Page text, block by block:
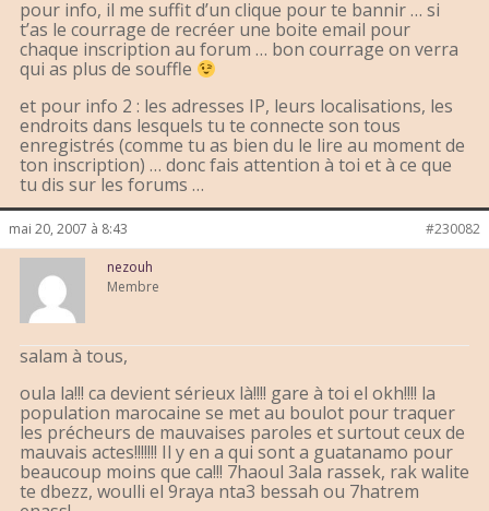
pour info, il me suffit d’un clique pour te bannir … si
t’as le courrage de recréer une boite email pour
chaque inscription au forum … bon courrage on verra
qui as plus de souffle
et pour info 2 : les adresses IP, leurs localisations, les
endroits dans lesquels tu te connecte son tous
enregistrés (comme tu as bien du le lire au moment de
ton inscription) … donc fais attention à toi et à ce que
tu dis sur les forums …
mai 20, 2007 à 8:43 #230082
nezouh
Membre
salam à tous,
oula la!!! ca devient sérieux là!!!! gare à toi el okh!!!! la
population marocaine se met au boulot pour traquer
les précheurs de mauvaises paroles et surtout ceux de
mauvais actes!!!!!!! Il y en a qui sont a guatanamo pour
beaucoup moins que ca!!! 7haoul 3ala rassek, rak walite
te dbezz, woulli el 9raya nta3 bessah ou 7hatrem